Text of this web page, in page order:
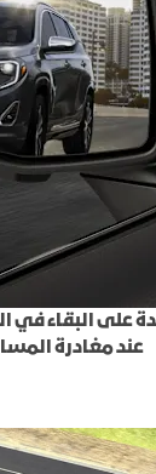
على البقاء في
عند مغادرة